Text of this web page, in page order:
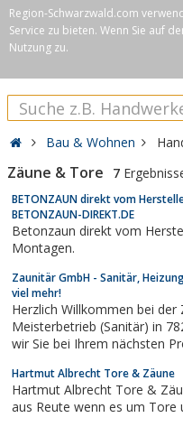
Region-Schwarzwald.com
Service zu bieten. Wenn Sie auf
Nutzung zu.
Bau & Wohnen
Zäune & Tore 7
BETONZAUN direkt vom
BETONZAUN-DIREKT.DE
Betonzaun direkt vom
Montagen.
Zaunitär GmbH - Sanitär,
viel mehr!
Herzlich Willkommen bei der
Meisterbetrieb (Sanitär) in
wir Sie bei Ihrem nächsten
Jahrelange Erfahrungen
im Sanitär- als auch im...
Hartmut Albrecht Tore & Zäune
Hartmut Albrecht Tore &
aus Reute wenn es um Tore